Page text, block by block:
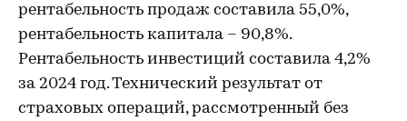
рентабельность продаж составила 55,0%,
рентабельность капитала – 90,8%.
Рентабельность инвестиций составила 4,2%
за 2024 год. Технический результат от
страховых операций, рассмотренный без